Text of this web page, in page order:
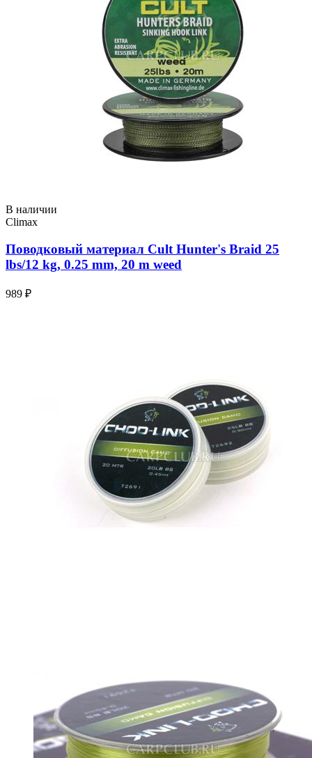
В наличии
Climax
Поводковый материал Cult Hunter's Braid 25
lbs/12 kg, 0.25 mm, 20 m weed
989 ₽